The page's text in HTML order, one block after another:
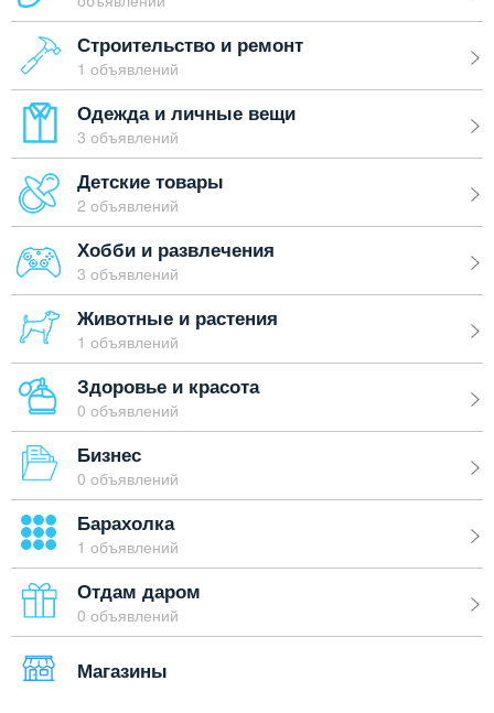
Строительство и ремонт
1 объявлений
Одежда и личные вещи
3 объявлений
Детские товары
2 объявлений
Хобби и развлечения
3 объявлений
Животные и растения
1 объявлений
Здоровье и красота
0 объявлений
Бизнес
0 объявлений
Барахолка
1 объявлений
Отдам даром
0 объявлений
Магазины